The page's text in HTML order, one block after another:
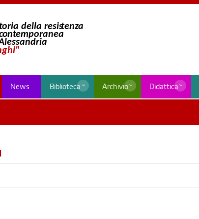
News Biblioteca Archivio Didattica